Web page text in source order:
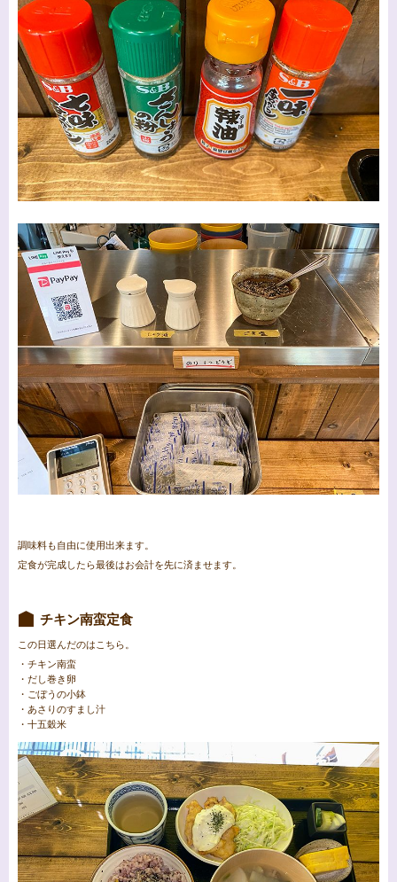
調味料も自由に使用出来ます。
定食が完成したら最後はお会計を先に済ませます。
チキン南蛮定食
この日選んだのはこちら。
・チキン南蛮
・だし巻き卵
・ごぼうの小鉢
・あさりのすまし汁
・十五穀米